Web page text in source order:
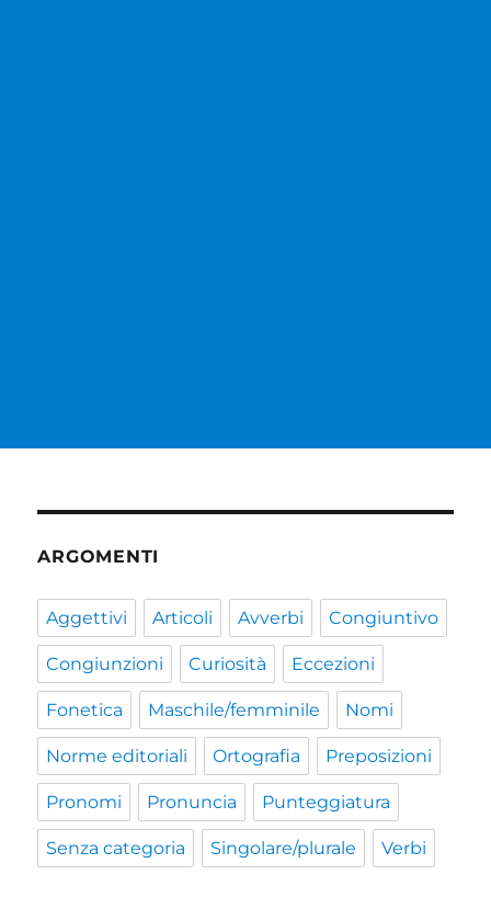
ARGOMENTI
Aggettivi Articoli Avverbi Congiuntivo
Congiunzioni Curiosità Eccezioni
Fonetica Maschile/femminile Nomi
Norme editoriali Ortografia Preposizioni
Pronomi Pronuncia Punteggiatura
Senza categoria Singolare/plurale Verbi